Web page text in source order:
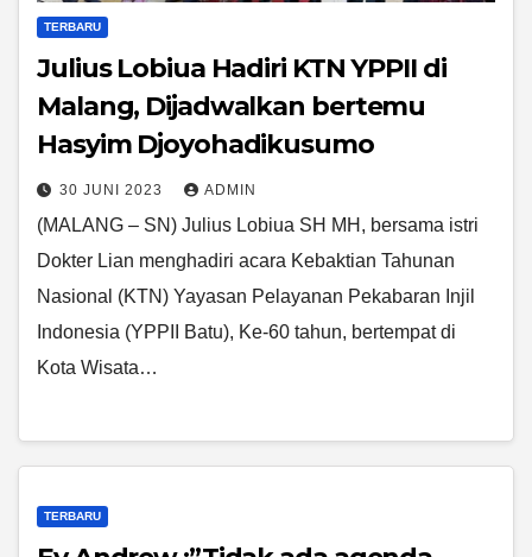
TERBARU
Julius Lobiua Hadiri KTN YPPII di
Malang, Dijadwalkan bertemu
Hasyim Djoyohadikusumo
30 JUNI 2023 ADMIN
(MALANG – SN) Julius Lobiua SH MH, bersama istri
Dokter Lian menghadiri acara Kebaktian Tahunan
Nasional (KTN) Yayasan Pelayanan Pekabaran Injil
Indonesia (YPPII Batu), Ke-60 tahun, bertempat di
Kota Wisata…
TERBARU